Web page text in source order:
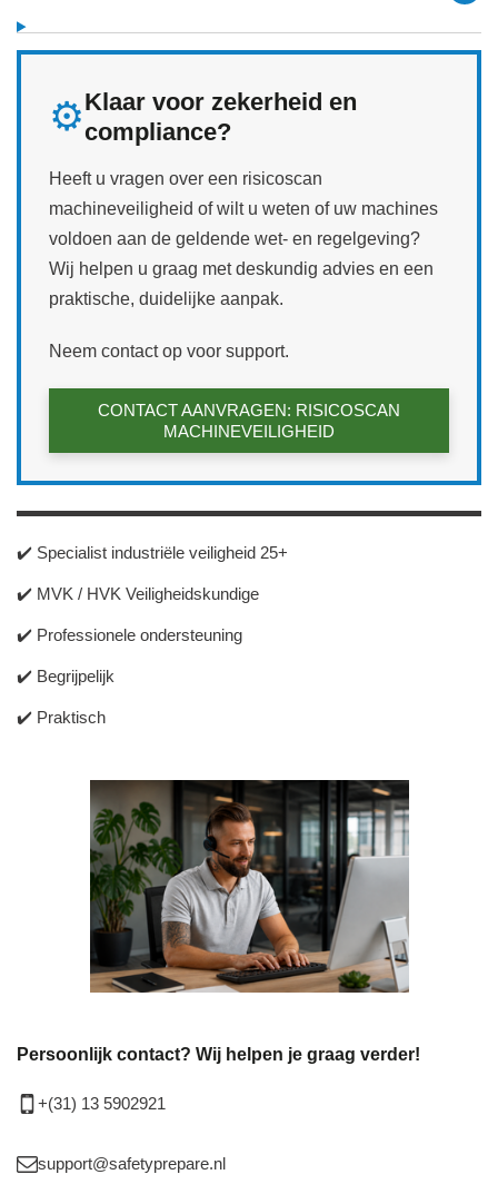
⚙️Klaar voor zekerheid en
compliance?
Heeft u vragen over een risicoscan
machineveiligheid of wilt u weten of uw machines
voldoen aan de geldende wet‑ en regelgeving?
Wij helpen u graag met deskundig advies en een
praktische, duidelijke aanpak.
Neem contact op voor support.
CONTACT AANVRAGEN: RISICOSCAN
MACHINEVEILIGHEID
✔️ Specialist industriële veiligheid 25+
✔️ MVK / HVK Veiligheidskundige
✔️ Professionele ondersteuning
✔️ Begrijpelijk
✔️ Praktisch
Persoonlijk contact? Wij helpen je graag verder!
+(31) 13 5902921
support@safetyprepare.nl